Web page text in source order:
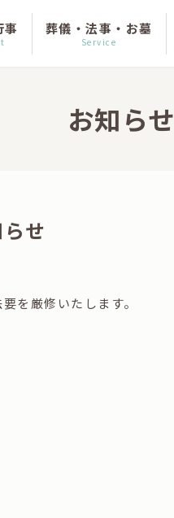
事 葬儀・法事・お墓
Service
お知らせ
せ
を厳修いたします。